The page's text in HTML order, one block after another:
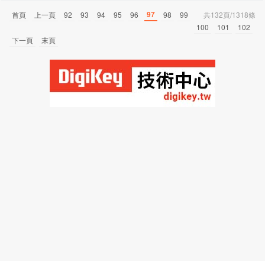
共132頁/1318條
首頁 上一頁 92 93 94 95 96 97 98
99
100
101
102
下一頁
末頁